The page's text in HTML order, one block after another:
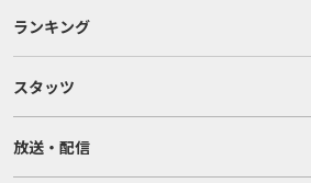
ランキング
スタッツ
放送・配信